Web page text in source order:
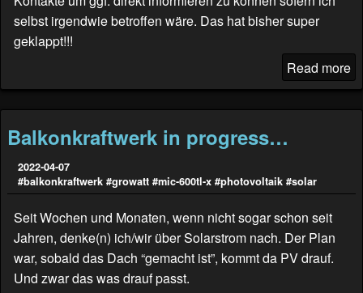
selbst irgendwie betroffen wäre. Das hat bisher super
geklappt!!!
Read more
Balkonkraftwerk in progress…
2022-04-07
#balkonkraftwerk #growatt #mic-600tl-x #photovoltaik #solar
Seit Wochen und Monaten, wenn nicht sogar schon seit
Jahren, denke(n) ich/wir über Solarstrom nach. Der Plan
war, sobald das Dach “gemacht ist”, kommt da PV drauf.
Und zwar das was drauf passt.